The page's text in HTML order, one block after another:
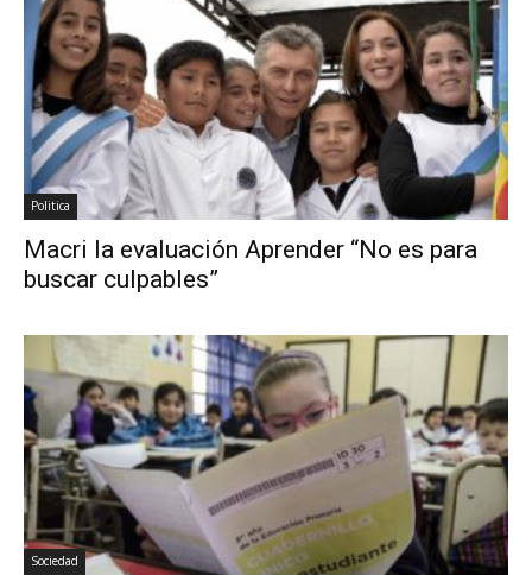
Politica
Macri la evaluación Aprender “No es para
buscar culpables”
Sociedad